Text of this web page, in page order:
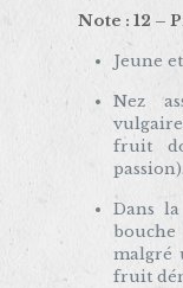
Note : 12 –
Jeune
Nez
fruit
passion).
Dans
malgré
fruit